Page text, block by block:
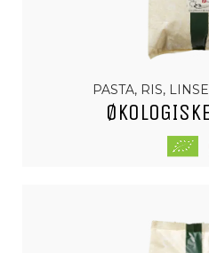
PASTA, RIS,